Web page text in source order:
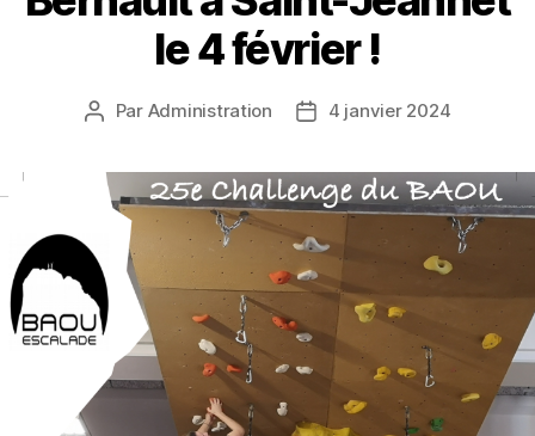
le 4 février !
Auteur
Par Administration
Date4 janvier 2024